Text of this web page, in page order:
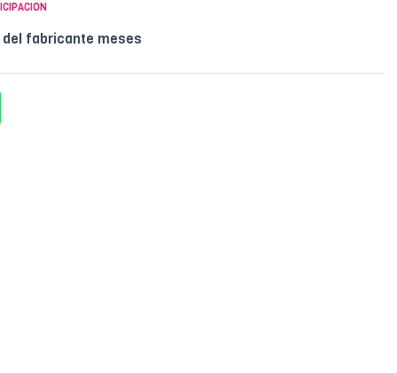
fabricante meses